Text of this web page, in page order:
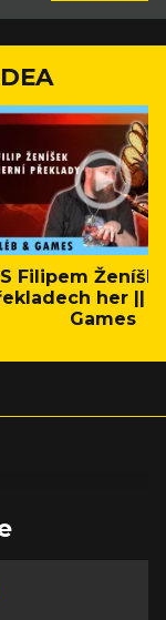
S Filipem
her ||
Games